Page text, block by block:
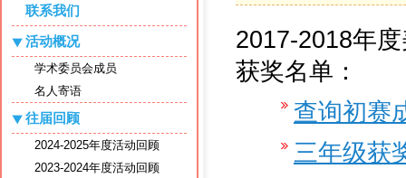
联系我们
活动概况
学术委员会成员
名人寄语
往届回顾
2024-2025年度活动回顾
2023-2024年度活动回顾
2017-2018年
获奖名单：
查询初赛
三年级获